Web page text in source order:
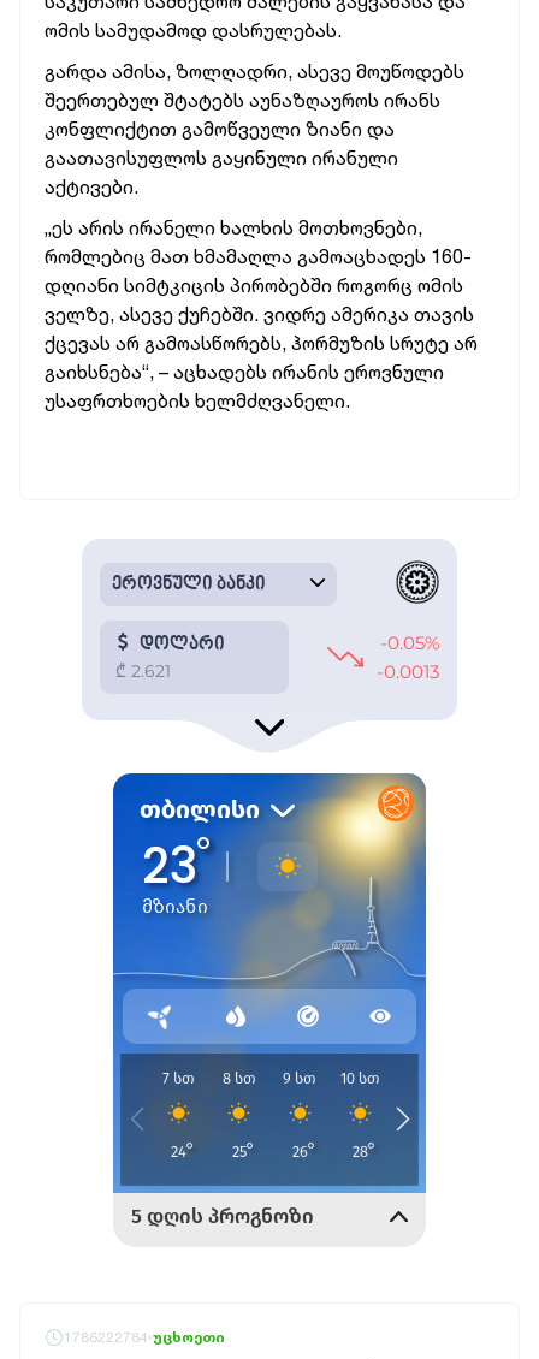
ომის სამუდამოდ დასრულებას.
გარდა ამისა, ზოლღადრი, ასევე მოუწოდებს
შეერთებულ შტატებს აუნაზღაუროს ირანს
კონფლიქტით გამოწვეული ზიანი და
გაათავისუფლოს გაყინული ირანული
აქტივები.
„ეს არის ირანელი ხალხის მოთხოვნები,
რომლებიც მათ ხმამაღლა გამოაცხადეს 160-
დღიანი სიმტკიცის პირობებში როგორც ომის
ველზე, ასევე ქუჩებში. ვიდრე ამერიკა თავის
ქცევას არ გამოასწორებს, ჰორმუზის სრუტე არ
გაიხსნება“, – აცხადებს ირანის ეროვნული
უსაფრთხოების ხელმძღვანელი.
1786222784 უცხოეთი